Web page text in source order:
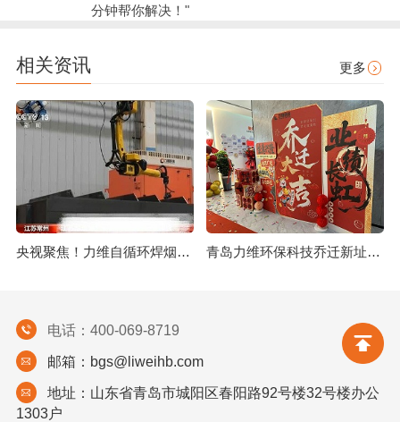
分钟帮你解决！"
相关资讯 更多
央视聚焦！力维自循环焊烟净化器助力变压器巨头打造绿色智造新标杆 青岛力维环保科技乔迁新址：启航绿色发展新征程
电话：400-069-8719
邮箱：bgs@liweihb.com
地址：山东省青岛市城阳区春阳路92号楼32号楼办公
1303户